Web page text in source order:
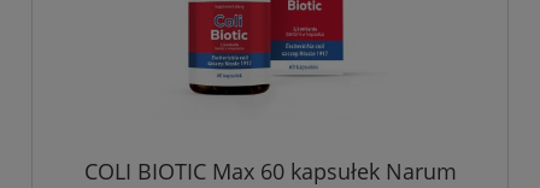
COLI BIOTIC Max 60 kapsułek Narum